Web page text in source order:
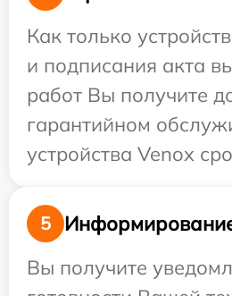
Как только
и подписания акта
работ Вы получите
гарантийном
устройства Venox
5
Вы получите